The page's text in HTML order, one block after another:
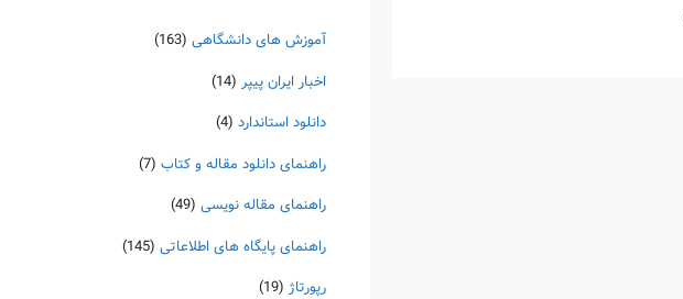
آموزش های دانشگاهی (163)
اخبار ایران پیپر (14)
دانلود استاندارد (4)
راهنمای دانلود مقاله و کتاب (7)
راهنمای مقاله نویسی (49)
راهنمای پایگاه های اطلاعاتی (145)
رپورتاژ (19)